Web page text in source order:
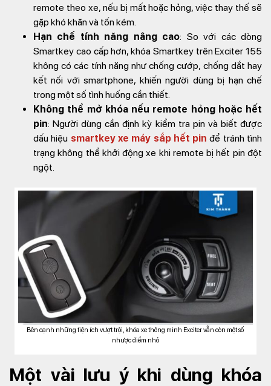
remote theo xe, nếu bị mất hoặc hỏng, việc thay thế sẽ
gặp khó khăn và tốn kém.
Hạn chế tính năng nâng cao: So với các dòng
Smartkey cao cấp hơn, khóa Smartkey trên Exciter 155
không có các tính năng như chống cướp, chống dắt hay
kết nối với smartphone, khiến người dùng bị hạn chế
trong một số tình huống cần thiết.
Không thể mở khóa nếu remote hỏng hoặc hết
pin: Người dùng cần định kỳ kiểm tra pin và biết được
dấu hiệu smartkey xe máy sắp hết pin để tránh tình
trạng không thể khởi động xe khi remote bị hết pin đột
ngột.
Bên cạnh những tiện ích vượt trội, khóa xe thông minh Exciter vẫn còn một số
nhược điểm nhỏ
Một vài lưu ý khi dùng khóa